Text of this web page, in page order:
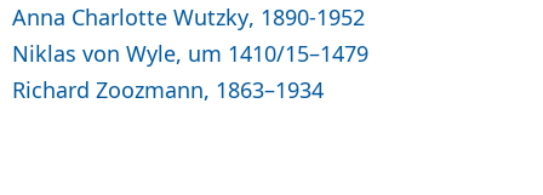
Anna Charlotte Wutzky, 1890-1952
Niklas von Wyle, um 1410/15–1479
Richard Zoozmann, 1863–1934